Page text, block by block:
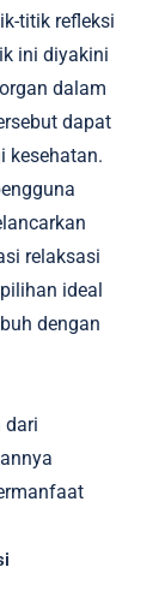
titik refleksi
ini diyakini
dalam
dapat
kesehatan.
relaksasi
ideal
dengan
dari